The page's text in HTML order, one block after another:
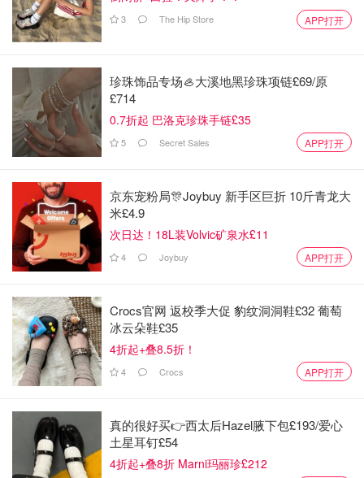
3 The Hip Store APP打开
珍珠饰品专场🦪大溪地黑珍珠项链£69/原
£714
0.7折起 巴洛克珍珠手链£35
5 Secret Sales APP打开
京东宠粉局🎊Joybuy 新手区巨折 10斤青龙大
米£4.9
次日达！18L装Volvic矿泉水£11
4 Joybuy APP打开
Crocs官网 返校季大促 豹纹洞洞鞋£32 葡萄
冰云朵鞋£35
4折起+叠8.5折！
4 Crocs APP打开
真的很好买👉西太后Hazel腋下包£193/爱心
土星耳钉£54
4折起+叠8折 Marni玛丽珍£212